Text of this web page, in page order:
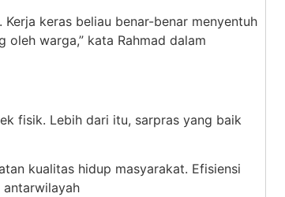
keras beliau benar-benar menyentuh
warga,” kata Rahmad dalam
fisik. Lebih dari itu, sarpras yang baik
kualitas hidup masyarakat. Efisiensi